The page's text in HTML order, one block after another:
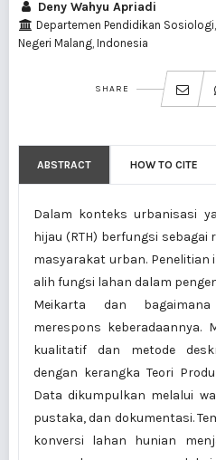
Deny Wahyu Apriadi
Departemen Pendidikan
Negeri Malang, Indonesia
SHARE
ABSTRACT HOW TO CITE
Dalam konteks urbanisasi
hijau (RTH) berfungsi
masyarakat urban.
alih fungsi lahan dalam
Meikarta dan
merespons keberadaannya.
kualitatif dan metode
dengan kerangka Teori
Data dikumpulkan melalui
pustaka, dan dokumentasi.
konversi lahan hunian